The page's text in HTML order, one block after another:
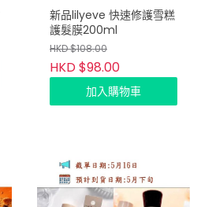
新品lilyeve 快速修護雪糕
護髮膜200ml
HKD $108.00
HKD $98.00
加入購物車